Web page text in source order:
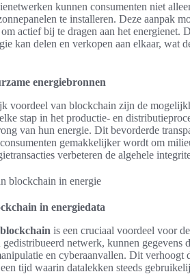
kunnen consumenten niet
te installeren. Deze aanpak
actief bij te dragen aan het energienet.
kan delen en verkopen aan elkaar, wat
energiebronnen
voordeel van blockchain zijn de
stap in het productie- en
van hun energie. Dit bevorderde
gemakkelijker wordt om
verbeteren de algehele
in energiedata
is een cruciaal voordeel voor
netwerk, kunnen
en cyberaanvallen. Dit
tijd waarin datalekken steeds